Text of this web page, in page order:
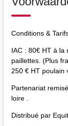
Conditions &
IAC : 80€ HT à la
paillettes. (Plus
250 € HT poulain
Partenariat
loire .
Distribué par